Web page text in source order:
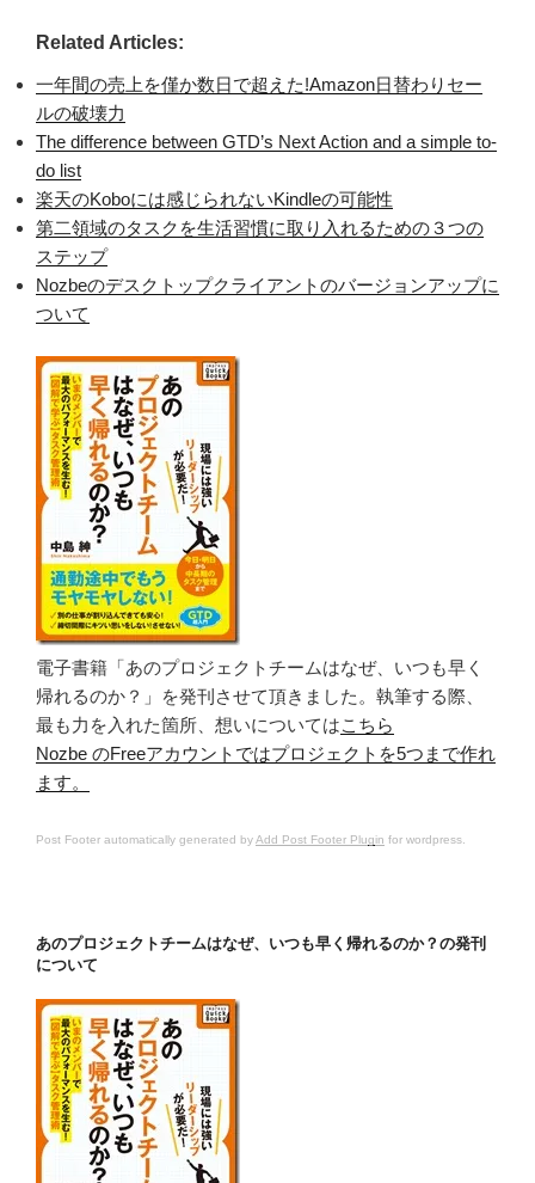
Related Articles:
一年間の売上を僅か数日で超えた!Amazon日替わりセー
ルの破壊力
The difference between GTD’s Next Action and a simple to-
do list
楽天のKoboには感じられないKindleの可能性
第二領域のタスクを生活習慣に取り入れるための３つの
ステップ
Nozbeのデスクトップクライアントのバージョンアップに
ついて
電子書籍「あのプロジェクトチームはなぜ、いつも早く
帰れるのか？」を発刊させて頂きました。執筆する際、
最も力を入れた箇所、想いについてはこちら
Nozbe のFreeアカウントではプロジェクトを5つまで作れ
ます。
Post Footer automatically generated byAdd Post Footer Plugin for wordpress.
あのプロジェクトチームはなぜ、いつも早く帰れるのか？の発刊
について